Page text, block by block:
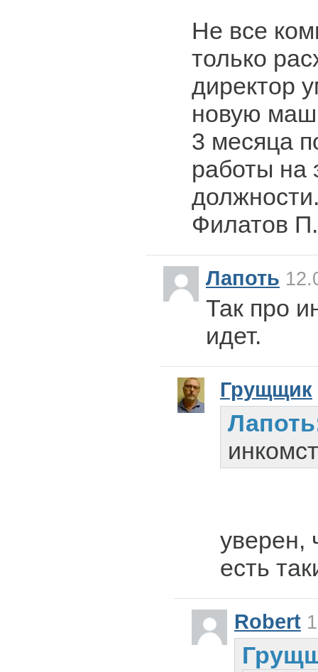
Не все
только
директор
новую
3 месяца
работы на
Филатов
Лапоть
Так про
идет.
Грущщик
уверен,
есть
Robert